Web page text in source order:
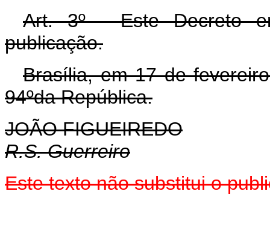
Art. 3º - Este Decreto
publicação.
Brasília, em 17 de
94ºda República.
JOÃO FIGUEIREDO
R.S. Guerreiro
Este texto não substitui o